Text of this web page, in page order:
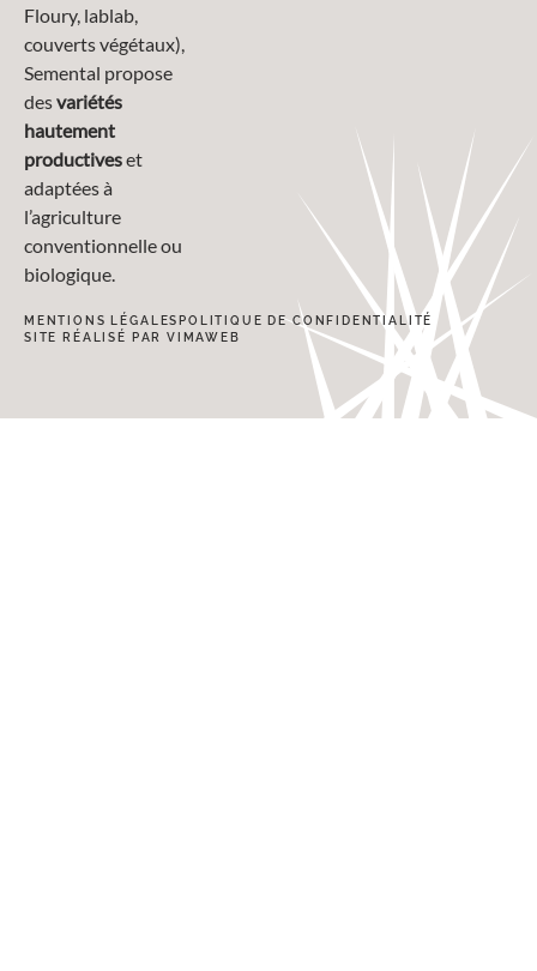
Floury, lablab,
couverts végétaux),
Semental propose
desvariétés
hautement
productiveset
adaptées à
l’agriculture
conventionnelle ou
biologique.
MENTIONS LÉGALES POLITIQUE DE CONFIDENTIALITÉ
SITE RÉALISÉ PAR VIMAWEB